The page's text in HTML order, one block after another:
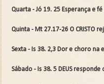
Quarta - Jó 19. 25 Esperança e
Quinta - Mt 27.17-26 O CRISTO
Sexta - Is 38. 2,3 Dor e choro na
Sábado - Is 38. 5 DEUS